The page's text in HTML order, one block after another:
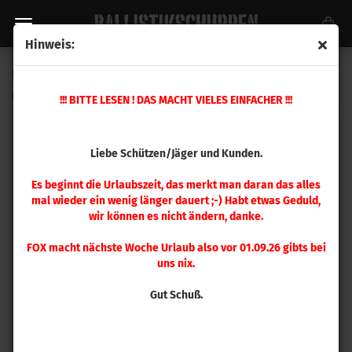
Hinweis:
!!! BITTE LESEN ! DAS MACHT VIELES EINFACHER !!!
Liebe Schützen/Jäger und Kunden.
Es beginnt die Urlaubszeit, das merkt man daran das alles
mal wieder ein wenig länger dauert ;-) Habt etwas Geduld,
wir können es nicht ändern, danke.
FOX macht nächste Woche Urlaub also vor 01.09.26 gibts bei
uns nix.
Gut Schuß.
380707)